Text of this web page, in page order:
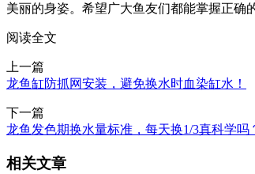
美丽的身姿。希望广大鱼友们都能掌握正确
阅读全文
上一篇
龙鱼缸防抓网安装，避免换水时血染缸水！
下一篇
龙鱼发色期换水量标准，每天换1/3真科学吗
相关文章